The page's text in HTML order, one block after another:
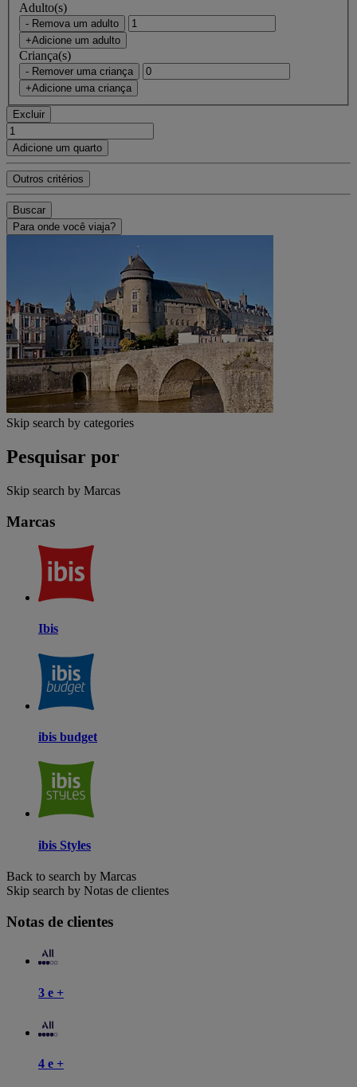
Adulto(s)
- Remova um adulto
+Adicione um adulto
Criança(s)
- Remover uma criança
+Adicione uma criança
Excluir
Adicione um quarto
Outros critérios
Buscar
Para onde você viaja?
Skip search by categories
Pesquisar por
Skip search by Marcas
Marcas
Ibis
ibis budget
ibis Styles
Back to search by Marcas
Skip search by Notas de clientes
Notas de clientes
3 e +
4 e +